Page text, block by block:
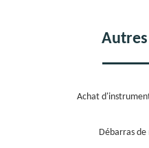
Achat
Débarras